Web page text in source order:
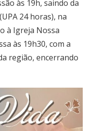
às 19h, saindo da
24 horas), na
à Igreja Nossa
às 19h30, com a
região, encerrando